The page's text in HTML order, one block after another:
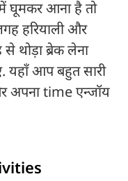
घूमकर आना है तो
हरियाली और
थोड़ा ब्रेक लेना
यहाँ आप बहुत सारी
अपना time एन्जॉय